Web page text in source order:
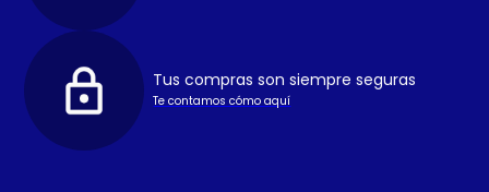
Tus compras son siempre seguras
Te contamos cómo aquí